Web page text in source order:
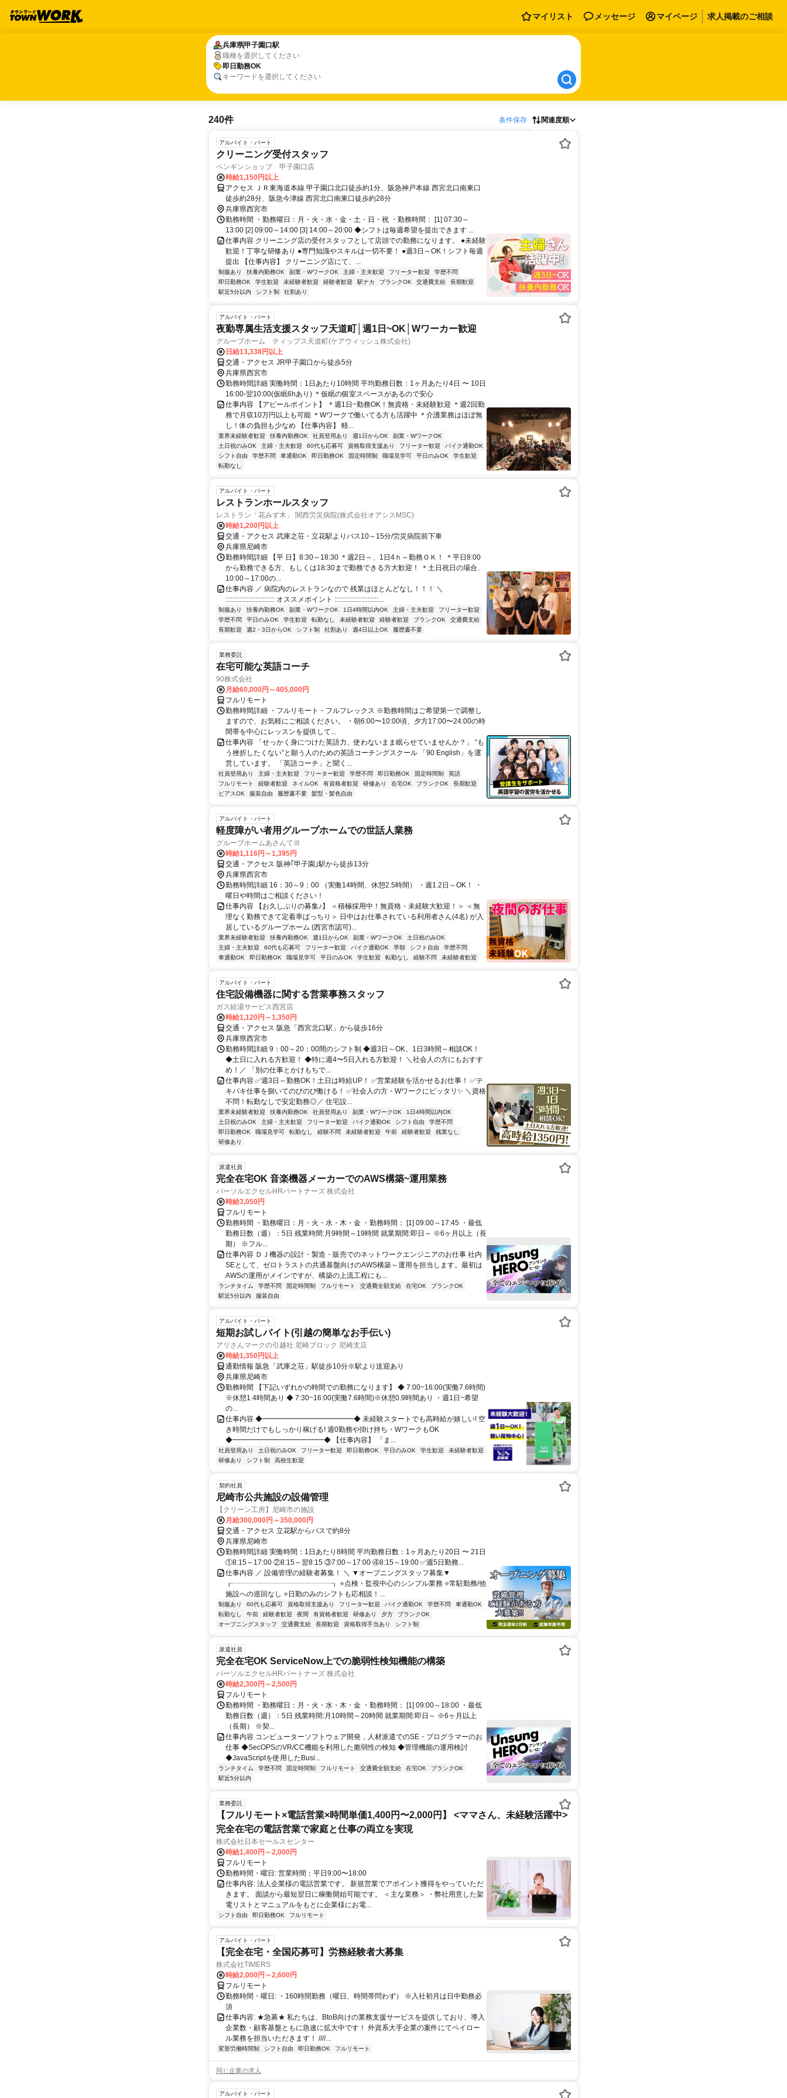
マイリスト メッセージ マイページ 求人掲載のご相談
兵庫県甲子園口駅
職種を選択してください
即日勤務OK
キーワードを選択してください
兵庫県甲子園口駅
即日勤務OK
240件 条件保存 関連度順
アルバイト・パート
クリーニング受付スタッフ
ペンギンショップ 甲子園口店
時給1,150円以上
アクセス ＪＲ東海道本線 甲子園口北口徒歩約1分、阪急神戸本線 西宮北口南東口
徒歩約28分、阪急今津線 西宮北口南東口徒歩約28分
兵庫県西宮市
勤務時間 ・勤務曜日：月・火・水・金・土・日・祝 ・勤務時間： [1] 07:30～
13:00 [2] 09:00～14:00 [3] 14:00～20:00 ◆シフトは毎週希望を提出できます ...
仕事内容 クリーニング店の受付スタッフとして店頭での勤務になります。 ●未経験
歓迎！丁寧な研修あり ●専門知識やスキルは一切不要！ ●週3日～OK！シフト毎週
提出 【仕事内容】 クリーニング店にて、...
制服あり 扶養内勤務OK 副業・WワークOK 主婦・主夫歓迎 フリーター歓迎
学歴不問
即日勤務OK
学生歓迎 未経験者歓迎 経験者歓迎 駅ナカ ブランクOK 交通費支給
長期歓迎
駅近5分以内
シフト制 社割あり
アルバイト・パート
夜勤専属生活支援スタッフ天道町│週1日~OK│Wワーカー歓迎
グループホーム ティップス天道町(ケアウィッシュ株式会社)
日給13,338円以上
交通・アクセス JR甲子園口から徒歩5分
兵庫県西宮市
勤務時間詳細 実働時間：1日あたり10時間 平均勤務日数：1ヶ月あたり4日 〜 10日
16:00-翌10:00(仮眠6hあり) ＊仮眠の個室スペースがあるので安心
仕事内容 【アピールポイント】 ＊週1日~勤務OK！無資格・未経験歓迎 ＊週2回勤
務で月収10万円以上も可能 ＊Wワークで働いてる方も活躍中 ＊介護業務はほぼ無
し！体の負担も少なめ 【仕事内容】 軽...
業界未経験者歓迎 扶養内勤務OK 社員登用あり 週1日からOK
副業・WワークOK
土日祝のみOK
主婦・主夫歓迎 60代も応募可 資格取得支援あり フリーター歓迎
バイク通勤OK
シフト自由
学歴不問 車通勤OK 即日勤務OK 固定時間制 職場見学可 平日のみOK
学生歓迎
転勤なし
アルバイト・パート
レストランホールスタッフ
レストラン「花みず木」 関西労災病院(株式会社オアシスMSC)
時給1,200円以上
交通・アクセス 武庫之荘・立花駅よりバス10～15分/労災病院前下車
兵庫県尼崎市
勤務時間詳細 【平 日】8:30～18:30 ＊週2日～、1日4ｈ～勤務ＯＫ！ ＊平日8:00
から勤務できる方、もしくは18:30まで勤務できる方大歓迎！ ＊土日祝日の場合、
10:00～17:00の...
仕事内容 ／ 病院内のレストランなので 残業はほとんどなし！！！ ＼
:::::::::::::::::::::::::::: オススメポイント :::::::::::::::::::::::::...
制服あり 扶養内勤務OK 副業・WワークOK 1日4時間以内OK 主婦・主夫歓迎
フリーター歓迎
学歴不問
平日のみOK 学生歓迎 転勤なし 未経験者歓迎 経験者歓迎 ブランクOK
交通費支給
長期歓迎
週2・3日からOK シフト制 社割あり 週4日以上OK 履歴書不要
業務委託
在宅可能な英語コーチ
90株式会社
月給60,000円～405,000円
フルリモート
勤務時間詳細 ・フルリモート・フルフレックス ※勤務時間はご希望第一で調整し
ますので、お気軽にご相談ください。 ・朝6:00〜10:00頃、夕方17:00〜24:00の時
間帯を中心にレッスンを提供して...
仕事内容 「せっかく身につけた英語力、使わないまま眠らせていませんか？」 “も
う挫折したくない”と願う人のための英語コーチングスクール 「90 English」を運
営しています。 「英語コーチ」と聞く...
社員登用あり 主婦・主夫歓迎 フリーター歓迎 学歴不問 即日勤務OK 固定時間制
英語
フルリモート
経験者歓迎 ネイルOK 有資格者歓迎 研修あり 在宅OK ブランクOK
長期歓迎
ピアスOK
服装自由 履歴書不要 髪型・髪色自由
アルバイト・パート
軽度障がい者用グループホームでの世話人業務
グループホームあさんてⅢ
時給1,116円～1,395円
交通・アクセス 阪神｢甲子園｣駅から徒歩13分
兵庫県西宮市
勤務時間詳細 16：30～9：00 （実働14時間、休憩2.5時間） ・週1.2日～OK！ ・
曜日や時間はご相談ください！
仕事内容 【お久しぶりの募集♪】 ＜積極採用中！無資格・未経験大歓迎！＞ ＜無
理なく勤務できて定着率ばっちり＞ 日中はお仕事されている利用者さん(4名) が入
居しているグループホーム (西宮市認可)...
業界未経験者歓迎 扶養内勤務OK 週1日からOK 副業・WワークOK
土日祝のみOK
主婦・主夫歓迎
60代も応募可 フリーター歓迎 バイク通勤OK 早朝 シフト自由
学歴不問
車通勤OK
即日勤務OK 職場見学可 平日のみOK 学生歓迎 転勤なし 経験不問 未経験者歓迎
アルバイト・パート
住宅設備機器に関する営業事務スタッフ
ガス給湯サービス西宮店
時給1,120円～1,350円
交通・アクセス 阪急「西宮北口駅」から徒歩16分
兵庫県西宮市
勤務時間詳細 9：00～20：00間のシフト制 ◆週3日～OK、1日3時間～相談OK！
◆土日に入れる方歓迎！ ◆特に週4〜5日入れる方歓迎！ ＼社会人の方にもおすす
め！／ 「別の仕事とかけもちで...
仕事内容 ✅週3日～勤務OK！土日は時給UP！ ✅営業経験を活かせるお仕事！ ✅テ
キパキ仕事を捌いてのびのび働ける！ ✅社会人の方・Wワークにピッタリ✨ ＼資格
不問！転勤なしで安定勤務◎／ 住宅設...
業界未経験者歓迎 扶養内勤務OK 社員登用あり 副業・WワークOK
1日4時間以内OK
土日祝のみOK
主婦・主夫歓迎 フリーター歓迎 バイク通勤OK シフト自由
学歴不問
即日勤務OK
職場見学可 転勤なし 経験不問 未経験者歓迎 午前 経験者歓迎
残業なし
研修あり
派遣社員
完全在宅OK 音楽機器メーカーでのAWS構築~運用業務
パーソルエクセルHRパートナーズ 株式会社
時給3,050円
フルリモート
勤務時間 ・勤務曜日：月・火・水・木・金 ・勤務時間： [1] 09:00～17:45 ・最低
勤務日数（週）：5日 残業時間:月9時間～19時間 就業期間:即日～ ※6ヶ月以上（長
期） ※フル...
仕事内容 ＤＪ機器の設計・製造・販売でのネットワークエンジニアのお仕事 社内
SEとして、ゼロトラストの共通基盤向けのAWS構築～運用を担当します。最初は
AWSの運用がメインですが、構築の上流工程にも...
ランチタイム 学歴不問 固定時間制 フルリモート 交通費全額支給 在宅OK
ブランクOK
駅近5分以内
服装自由
アルバイト・パート
短期お試しバイト(引越の簡単なお手伝い)
アリさんマークの引越社 尼崎ブロック 尼崎支店
時給1,350円以上
通勤情報 阪急「武庫之荘」駅徒歩10分※駅より送迎あり
兵庫県尼崎市
勤務時間 【下記いずれかの時間での勤務になります】 ◆ 7:00~16:00(実働7.6時間)
※休憩1.4時間あり ◆ 7:30~16:00(実働7.6時間)※休憩0.9時間あり ・週1日~希望
の...
仕事内容 ◆━━━━━━━━━━━━━◆ 未経験スタートでも高時給が嬉しい! 空
き時間だけでもしっかり稼げる! 週0勤務や掛け持ち・WワークもOK
◆━━━━━━━━━━━━━◆ 【仕事内容】 「ま...
社員登用あり 土日祝のみOK フリーター歓迎 即日勤務OK 平日のみOK 学生歓迎
未経験者歓迎
研修あり
シフト制 高校生歓迎
契約社員
尼崎市公共施設の設備管理
【クリーン工房】尼崎市の施設
月給300,000円～350,000円
交通・アクセス 立花駅からバスで約8分
兵庫県尼崎市
勤務時間詳細 実働時間：1日あたり8時間 平均勤務日数：1ヶ月あたり20日 〜 21日
①8:15～17:00 ②8:15～翌8:15 ③7:00～17:00 ④8:15～19:00 ✅週5日勤務...
仕事内容 ／ 設備管理の経験者募集！ ＼ ▼オープニングスタッフ募集▼
┎┈┈┈┈┈┈┈┈┈┈┈┈┈┈┒ ⭐点検・監視中心のシンプル業務 ⭐常駐勤務/他
施設への巡回なし ⭐日勤のみのシフトも応相談！...
制服あり 60代も応募可 資格取得支援あり フリーター歓迎 バイク通勤OK 学歴不問
車通勤OK
転勤なし
午前 経験者歓迎 夜間 有資格者歓迎 研修あり 夕方
ブランクOK
オープニングスタッフ
交通費支給 長期歓迎 資格取得手当あり シフト制
派遣社員
完全在宅OK ServiceNow上での脆弱性検知機能の構築
パーソルエクセルHRパートナーズ 株式会社
時給2,300円～2,500円
フルリモート
勤務時間 ・勤務曜日：月・火・水・木・金 ・勤務時間： [1] 09:00～18:00 ・最低
勤務日数（週）：5日 残業時間:月10時間～20時間 就業期間:即日～ ※6ヶ月以上
（長期） ※契...
仕事内容 コンピューターソフトウェア開発，人材派遣でのSE・プログラマーのお
仕事 ◆SecOPSのVR/CC機能を利用した脆弱性の検知 ◆管理機能の運用検討
◆JavaScriptを使用したBusi...
ランチタイム 学歴不問 固定時間制 フルリモート 交通費全額支給 在宅OK
ブランクOK
駅近5分以内
業務委託
【フルリモート×電話営業×時間単価1,400円〜2,000円】 <ママさん、未経験活躍中>
完全在宅の電話営業で家庭と仕事の両立を実現
株式会社日本セールスセンター
時給1,400円～2,000円
フルリモート
勤務時間・曜日: 営業時間：平日9:00〜18:00
仕事内容: 法人企業様の電話営業です。 新規営業でアポイント獲得をやっていただ
きます。 面談から最短翌日に稼働開始可能です。 ＜主な業務＞ ・弊社用意した架
電リストとマニュアルをもとに企業様にお電...
シフト自由 即日勤務OK フルリモート
アルバイト・パート
【完全在宅・全国応募可】労務経験者大募集
株式会社TIMERS
時給2,000円～2,600円
フルリモート
勤務時間・曜日: ・160時間勤務（曜日、時間帯問わず） ※入社初月は日中勤務必
須
仕事内容: ★急募★ 私たちは、BtoB向けの業務支援サービスを提供しており、導入
企業数・顧客基盤ともに急速に拡大中です！ 外資系大手企業の案件にてペイロー
ル業務を担当いただきます！ ////...
変形労働時間制 シフト自由 即日勤務OK フルリモート
同じ企業の求人
アルバイト・パート